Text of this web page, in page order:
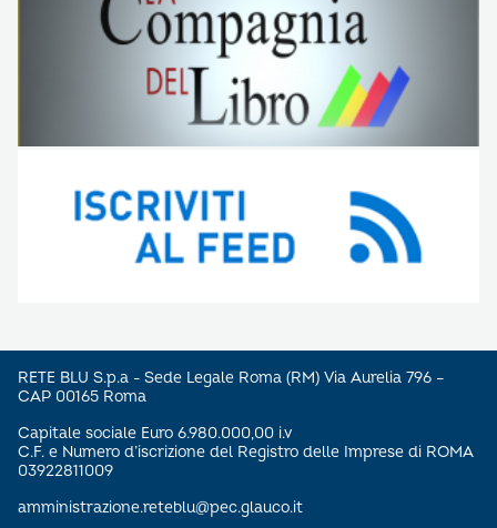
RETE BLU S.p.a - Sede Legale Roma (RM) Via Aurelia 796 –
CAP 00165 Roma
Capitale sociale Euro 6.980.000,00 i.v
C.F. e Numero d’iscrizione del Registro delle Imprese di ROMA
03922811009
amministrazione.reteblu@pec.glauco.it